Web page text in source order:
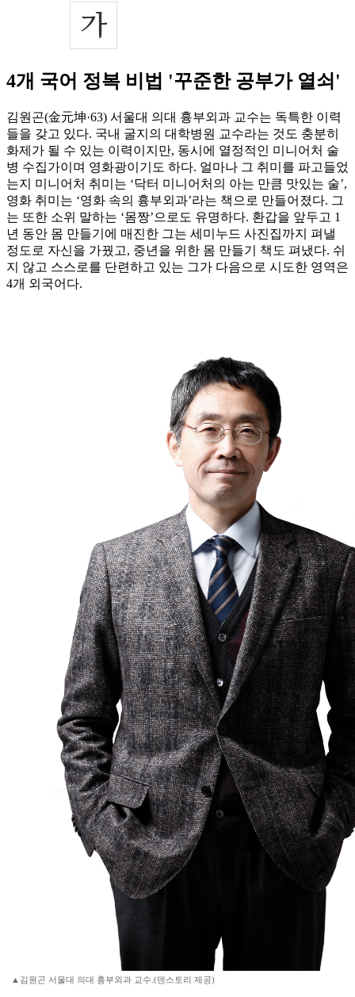
4개 국어 정복 비법 '꾸준한 공부가 열쇠'
김원곤(金元坤·63) 서울대 의대 흉부외과 교수는 독특한 이력
들을 갖고 있다. 국내 굴지의 대학병원 교수라는 것도 충분히
화제가 될 수 있는 이력이지만, 동시에 열정적인 미니어처 술
병 수집가이며 영화광이기도 하다. 얼마나 그 취미를 파고들었
는지 미니어처 취미는 ‘닥터 미니어처의 아는 만큼 맛있는 술’,
영화 취미는 ‘영화 속의 흉부외과’라는 책으로 만들어졌다. 그
는 또한 소위 말하는 ‘몸짱’으로도 유명하다. 환갑을 앞두고 1
년 동안 몸 만들기에 매진한 그는 세미누드 사진집까지 펴낼
정도로 자신을 가꿨고, 중년을 위한 몸 만들기 책도 펴냈다. 쉬
지 않고 스스로를 단련하고 있는 그가 다음으로 시도한 영역은
4개 외국어다.
▲김원곤 서울대 의대 흉부외과 교수.(덴스토리 제공)